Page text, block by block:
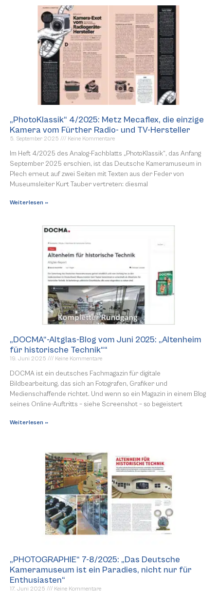
„PhotoKlassik“ 4/2025: Metz Mecaflex, die einzige
Kamera vom Fürther Radio- und TV-Hersteller
5. September 2025 Keine Kommentare
Im Heft 4/2025 des Analog-Fachblatts „PhotoKlassik“, das Anfang
September 2025 erschien, ist das Deutsche Kameramuseum in
Plech erneut auf zwei Seiten mit Texten aus der Feder von
Museumsleiter Kurt Tauber vertreten: diesmal
Weiterlesen »
„DOCMA“-Altglas-Blog vom Juni 2025: „Altenheim
für historische Technik““
19. Juni 2025 Keine Kommentare
DOCMA ist ein deutsches Fachmagazin für digitale
Bildbearbeitung, das sich an Fotografen, Grafiker und
Medienschaffende richtet. Und wenn so ein Magazin in einem Blog
seines Online-Auftritts – siehe Screenshot – so begeistert
Weiterlesen »
„PHOTOGRAPHIE“ 7-8/2025: „Das Deutsche
Kameramuseum ist ein Paradies, nicht nur für
Enthusiasten“
17. Juni 2025 Keine Kommentare